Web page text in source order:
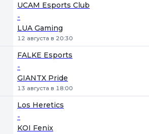
UCAM Esports Club
-
LUA Gaming
12 августа в 20:30
FALKE Esports
-
GIANTX Pride
13 августа в 18:00
Los Heretics
-
KOI Fenix